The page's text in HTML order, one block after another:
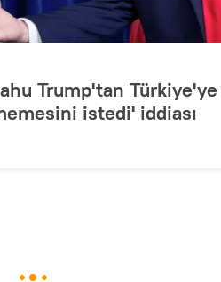
Trump'tan
istedi' iddiası